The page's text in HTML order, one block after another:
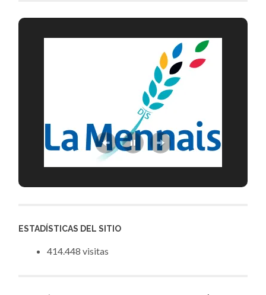
ESTADÍSTICAS DEL SITIO
414.448 visitas